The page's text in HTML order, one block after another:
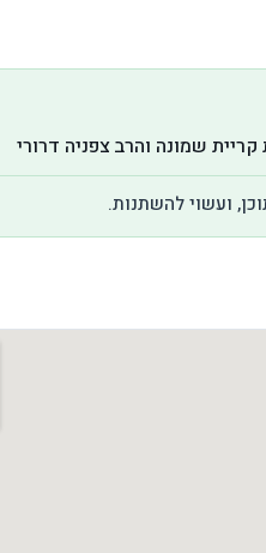
שמונה והרב צפניה דרורי
ועשוי להשתנות.